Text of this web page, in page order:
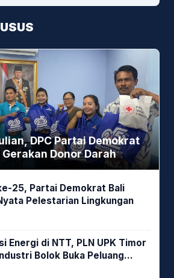
DPC Partai Demokrat
Donor Darah
25, Partai Demokrat Bali
Pelestarian Lingkungan
Energi di NTT, PLN UPK Timor
Bolok Buka Peluang
untuk Cofiring PLTU Bolok